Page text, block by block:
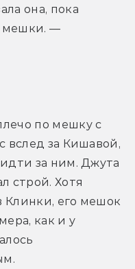
она, пока
мешки. —
по мешку с
вслед за Кишавой,
за ним. Джута
строй. Хотя
Клинки, его мешок
как и у